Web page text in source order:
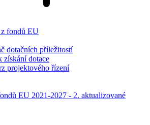
z fondů EU
dotačních příležitostí
získání dotace
projektového řízení
EU 2021-2027 - 2. aktualizované